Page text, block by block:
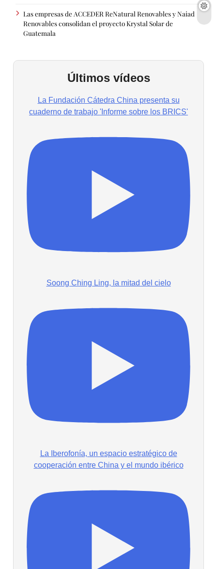
Las empresas de ACCEDER ReNatural Renovables y Naiad
Renovables consolidan el proyecto Krystal Solar de
Guatemala
Últimos vídeos
La Fundación Cátedra China presenta su
cuaderno de trabajo 'Informe sobre los BRICS'
Soong Ching Ling, la mitad del cielo
La Iberofonía, un espacio estratégico de
cooperación entre China y el mundo ibérico